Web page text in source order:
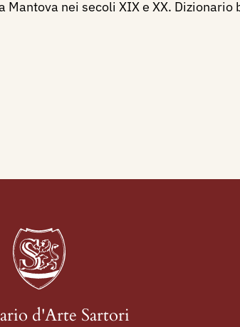
nei secoli XIX e XX. Dizionario
d'Arte Sartori